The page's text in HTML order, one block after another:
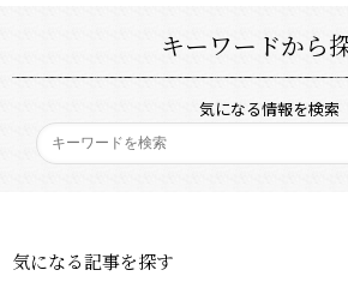
キーワードから
気になる情報を検索
気になる記事を探す